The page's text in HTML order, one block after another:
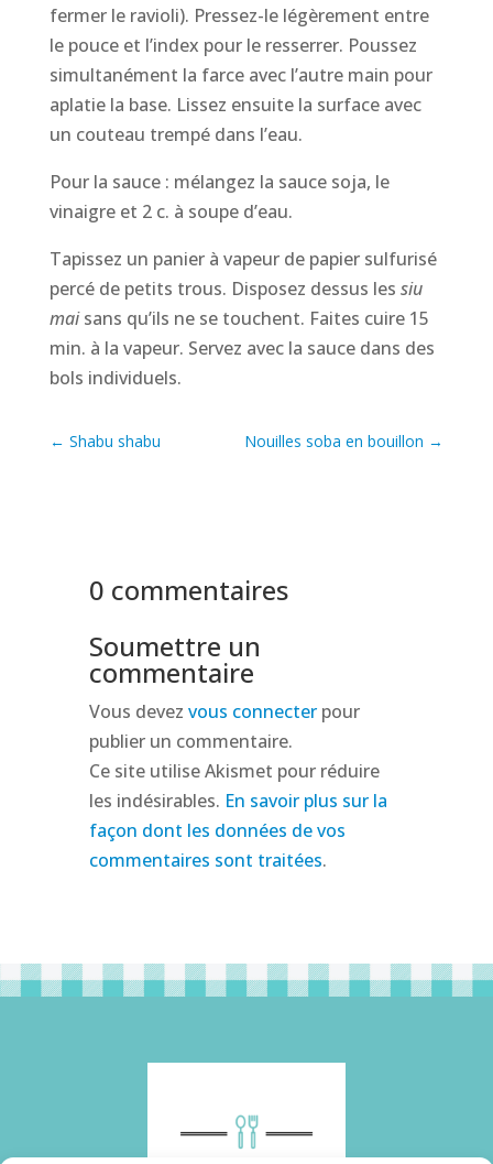
fermer le ravioli). Pressez-le légèrement entre
le pouce et l’index pour le resserrer. Poussez
simultanément la farce avec l’autre main pour
aplatie la base. Lissez ensuite la surface avec
un couteau trempé dans l’eau.
Pour la sauce : mélangez la sauce soja, le
vinaigre et 2 c. à soupe d’eau.
Tapissez un panier à vapeur de papier sulfurisé
percé de petits trous. Disposez dessus les siu
maisans qu’ils ne se touchent. Faites cuire 15
min. à la vapeur. Servez avec la sauce dans des
bols individuels.
← Shabu shabu Nouilles soba en bouillon →
0 commentaires
Soumettre un
commentaire
Vous devez vous connecterpour
publier un commentaire.
Ce site utilise Akismet pour réduire
les indésirables. En savoir plus sur la
façon dont les données de vos
commentaires sont traitées.